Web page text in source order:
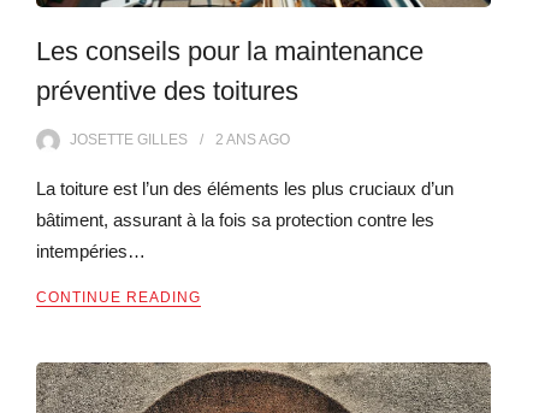
Les conseils pour la maintenance
préventive des toitures
JOSETTE GILLES 2 ANSAGO
La toiture est l’un des éléments les plus cruciaux d’un
bâtiment, assurant à la fois sa protection contre les
intempéries…
CONTINUE READING